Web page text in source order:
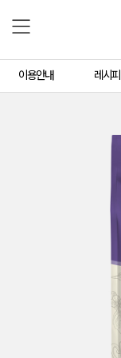
이용안내 레시피